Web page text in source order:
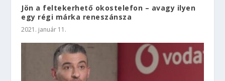
Jön a feltekerhető okostelefon – avagy ilyen
egy régi márka reneszánsza
2021. január 11.